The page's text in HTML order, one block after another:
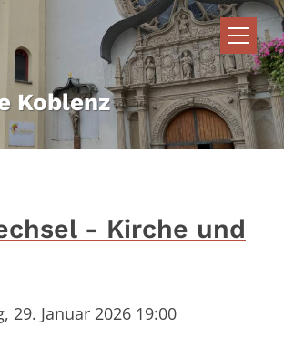
Koblenz
- Kirche und
29. Januar 2026 19:00